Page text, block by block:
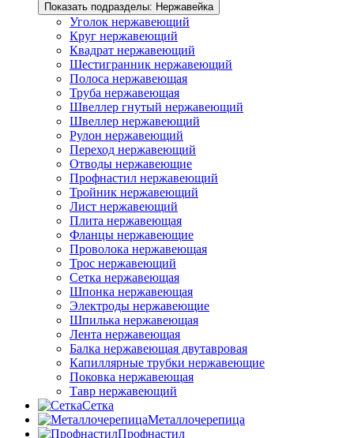
Показать подразделы: Нержавейка
Уголок нержавеющий
Круг нержавеющий
Квадрат нержавеющий
Шестигранник нержавеющий
Полоса нержавеющая
Труба нержавеющая
Швеллер гнутый нержавеющий
Швеллер нержавеющий
Рулон нержавеющий
Переход нержавеющий
Отводы нержавеющие
Профнастил нержавеющий
Тройник нержавеющий
Лист нержавеющий
Плита нержавеющая
Фланцы нержавеющие
Проволока нержавеющая
Трос нержавеющий
Сетка нержавеющая
Шпонка нержавеющая
Электроды нержавеющие
Шпилька нержавеющая
Лента нержавеющая
Балка нержавеющая двутавровая
Капиллярные трубки нержавеющие
Поковка нержавеющая
Тавр нержавеющий
Сетка
Металлочерепица
Профнастил